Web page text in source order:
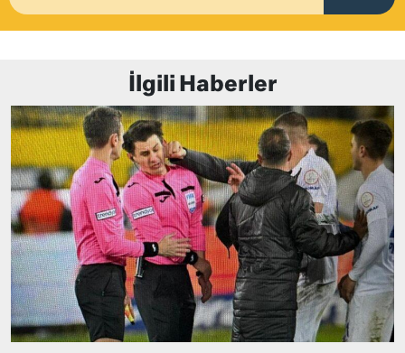
İlgili Haberler